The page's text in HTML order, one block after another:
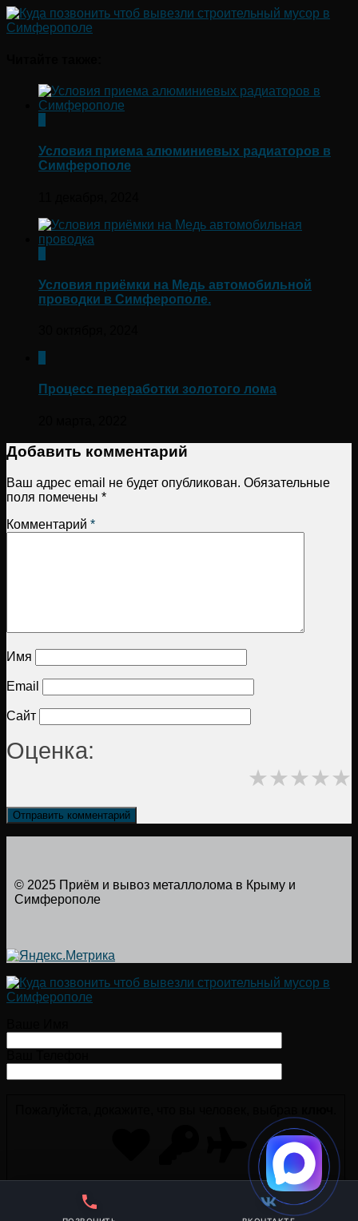
Условия приема алюминиевых радиаторов в
Симферополе
Условия приёмки на Медь автомобильной
проводки в Симферополе.
Процесс переработки золотого лома
Добавить комментарий
Ваш адрес email не будет опубликован. Обязательные
поля помечены *
Комментарий *
Имя
Email
Сайт
Оценка:
★
★
★
★
★
© 2025 Приём и вывоз металлолома в Крыму и
Симферополе